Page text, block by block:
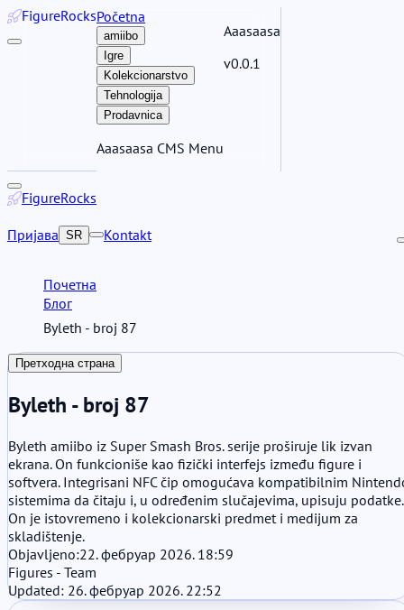
FigureRocksPočetna
amiibo
Igre
Kolekcionarstvo
Tehnologija
Prodavnica
Aaasaasa CMS Menu
Aaasaasa
v0.0.1
FigureRocks
Пријава SR Kontakt
Почетна
Блог
Byleth - broj 87
Претходна страна
Byleth - broj 87
Byleth amiibo iz Super Smash Bros. serije proširuje lik izvan
ekrana. On funkcioniše kao fizički interfejs između figure i
softvera. Integrisani NFC čip omogućava kompatibilnim
sistemima da čitaju i, u određenim slučajevima, upisuju podatke.
On je istovremeno i kolekcionarski predmet i medijum za
skladištenje.
Objavljeno:22. фебруар 2026. 18:59
Figures - Team
Updated: 26. фебруар 2026. 22:52